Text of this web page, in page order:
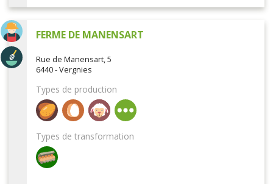
FERME DE MANENSART
Rue de Manensart, 5
6440 - Vergnies
Types de production
Types de transformation